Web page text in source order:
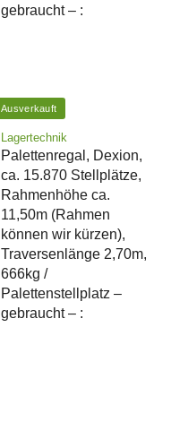
gebraucht – :
Ausverkauft
Lagertechnik
Palettenregal, Dexion,
ca. 15.870 Stellplätze,
Rahmenhöhe ca.
11,50m (Rahmen
können wir kürzen),
Traversenlänge 2,70m,
666kg /
Palettenstellplatz –
gebraucht – :